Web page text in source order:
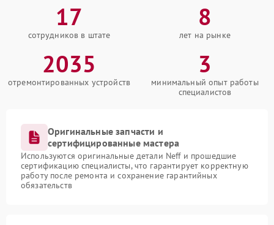
17
сотрудников в штате
8
лет на рынке
2035
отремонтированных устройств
3
минимальный опыт работы
специалистов
Оригинальные запчасти и
сертифицированные мастера
Используются оригинальные детали Neff и прошедшие
сертификацию специалисты, что гарантирует корректную
работу после ремонта и сохранение гарантийных
обязательств